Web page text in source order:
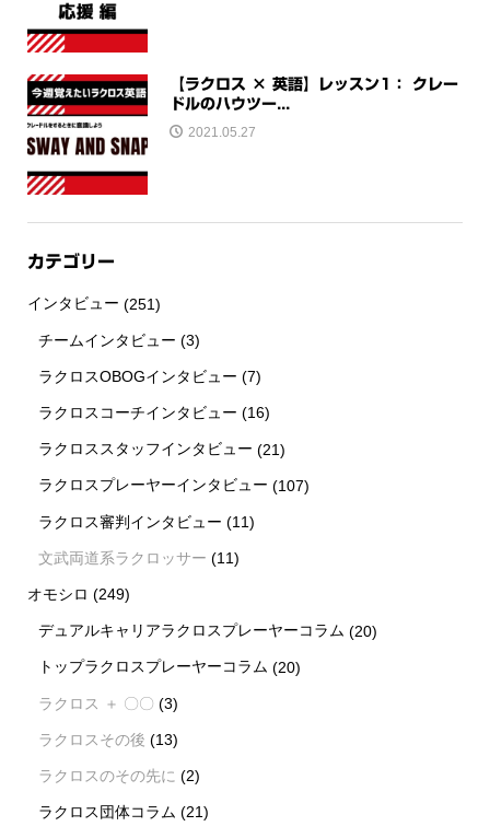
【ラクロス × 英語】レッスン1： クレー
ドルのハウツー...
2021.05.27
カテゴリー
インタビュー (251)
チームインタビュー (3)
ラクロスOBOGインタビュー (7)
ラクロスコーチインタビュー (16)
ラクロススタッフインタビュー (21)
ラクロスプレーヤーインタビュー (107)
ラクロス審判インタビュー (11)
文武両道系ラクロッサー (11)
オモシロ (249)
デュアルキャリアラクロスプレーヤーコラム (20)
トップラクロスプレーヤーコラム (20)
ラクロス ＋ 〇〇 (3)
ラクロスその後 (13)
ラクロスのその先に (2)
ラクロス団体コラム (21)